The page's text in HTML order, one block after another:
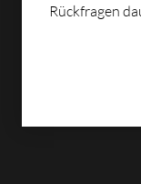
Rückfragen